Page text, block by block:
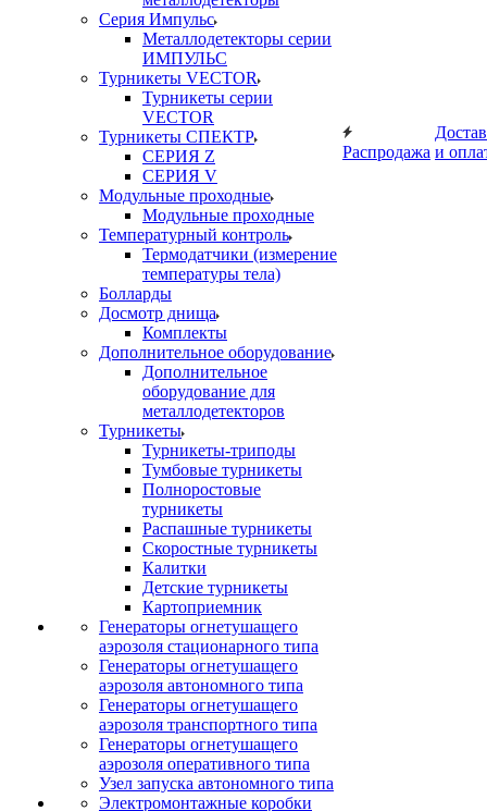
Серия Импульс
Металлодетекторы серии
ИМПУЛЬС
Турникеты VECTOR
Турникеты серии
VECTOR
Турникеты СПЕКТР
СЕРИЯ Z
СЕРИЯ V
Модульные проходные
Модульные проходные
Температурный контроль
Термодатчики (измерение
температуры тела)
Болларды
Досмотр днища
Комплекты
Дополнительное оборудование
Дополнительное
оборудование для
металлодетекторов
Турникеты
Турникеты-триподы
Тумбовые турникеты
Полноростовые
турникеты
Распашные турникеты
Скоростные турникеты
Калитки
Детские турникеты
Картоприемник
Генераторы огнетушащего
аэрозоля стационарного типа
Генераторы огнетушащего
аэрозоля автономного типа
Генераторы огнетушащего
аэрозоля транспортного типа
Генераторы огнетушащего
аэрозоля оперативного типа
Узел запуска автономного типа
Электромонтажные коробки
Распродажа и